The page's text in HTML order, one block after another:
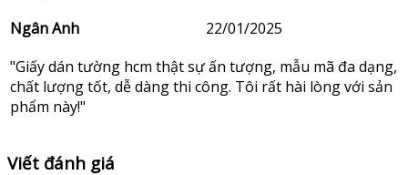
Ngân Anh
22/01/2025
"Giấy dán tường hcm thật sự ấn tượng, mẫu mã đa dạng,
chất lượng tốt, dễ dàng thi công. Tôi rất hài lòng với sản
phẩm này!"
Viết đánh giá